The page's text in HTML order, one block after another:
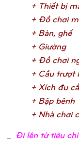
+ Thiết bị
+ Đồchơi
+ Bàn, ghế
+ Giường
+ Đồchơi
+ Cầu trượt
+ Xích đu cầ
+ Bập bênh
+ Nhà chơi
Đi lên từ tiêu